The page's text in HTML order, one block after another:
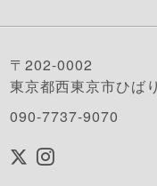
〒202-0002
東京都西東京市ひば
090-7737-9070